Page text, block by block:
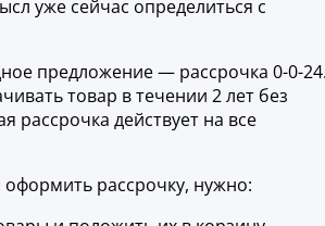
уже сейчас определиться с
предложение — рассрочка 0-0-
товар в течении 2 лет без
рассрочка действует на все
рассрочку, нужно: